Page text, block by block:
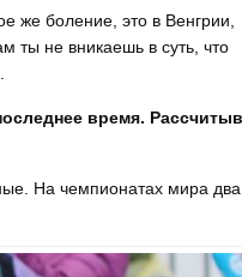
же боление, это в Венгрии,
ты не вникаешь в суть, что
время.
На чемпионатах мира два